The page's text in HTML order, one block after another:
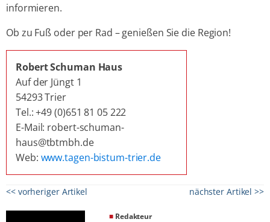
informieren.
Ob zu Fuß oder per Rad – genießen Sie die Region!
Robert Schuman Haus
Auf der Jüngt 1
54293 Trier
Tel.: +49 (0)651 81 05 222
E-Mail: robert-schuman-
haus@tbtmbh.de
Web: www.tagen-bistum-trier.de
<< vorheriger Artikel nächster Artikel >>
■ Redakteur